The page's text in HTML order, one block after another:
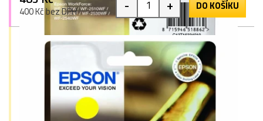
400 Kč bez DPH - + DO KOŠÍKU